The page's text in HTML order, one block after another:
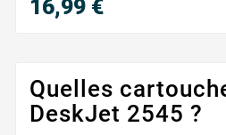
16,99 €
Quelles
DeskJet 2545 ?